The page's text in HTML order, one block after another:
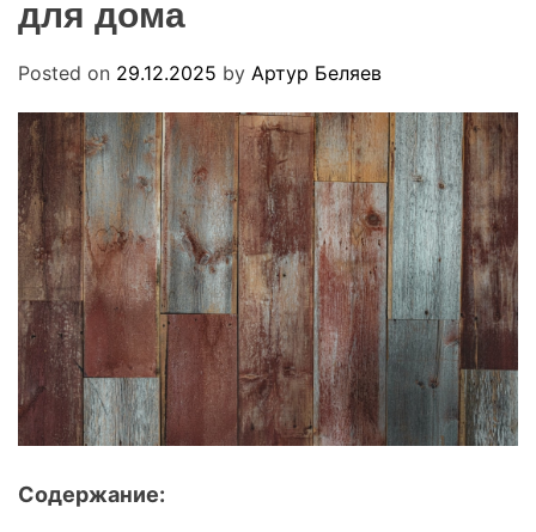
для дома
Posted on 29.12.2025 by Артур Беляев
Содержание: